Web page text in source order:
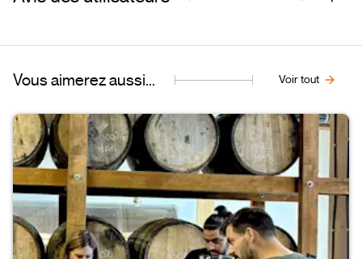
Vous aimerez aussi... Voir tout